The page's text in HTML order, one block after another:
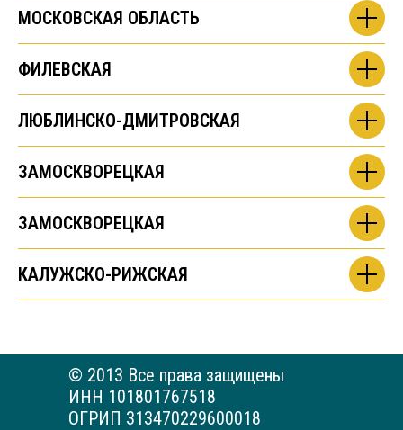
МОСКОВСКАЯ ОБЛАСТЬ
ФИЛЕВСКАЯ
ЛЮБЛИНСКО-ДМИТРОВСКАЯ
ЗАМОСКВОРЕЦКАЯ
ЗАМОСКВОРЕЦКАЯ
КАЛУЖСКО-РИЖСКАЯ
© 2013 Все права защищены
ИНН 101801767518
ОГРИП 313470229600018